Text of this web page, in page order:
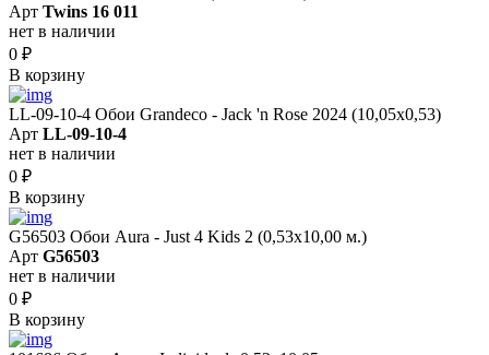
Арт Twins 16 011
нет в наличии
0 ₽
В корзину
LL-09-10-4 Обои Grandeco - Jack 'n Rose 2024 (10,05x0,53)
Арт LL-09-10-4
нет в наличии
0 ₽
В корзину
G56503 Обои Aura - Just 4 Kids 2 (0,53х10,00 м.)
Арт G56503
нет в наличии
0 ₽
В корзину